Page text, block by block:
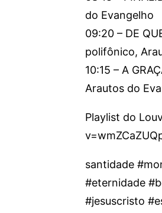
do Evangelho
09:20 – DE
polifônico,
10:15 – A
Arautos do
Playlist do
santidade
#eternidade
#jesuscristo